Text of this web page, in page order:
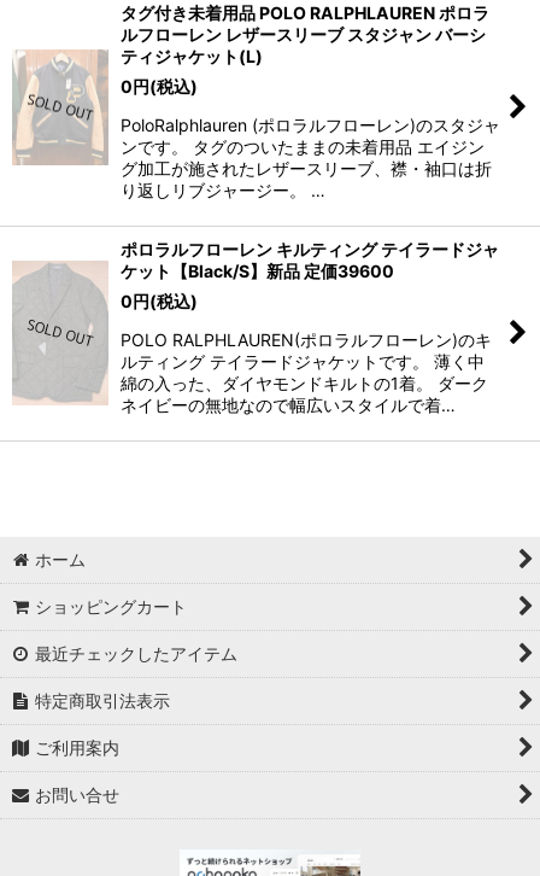
タグ付き未着用品 POLO RALPHLAUREN ポロラ
ルフローレン レザースリーブ スタジャン バーシ
ティジャケット(L)
0円(税込)
PoloRalphlauren (ポロラルフローレン)のスタジャ
ンです。 タグのついたままの未着用品 エイジン
グ加工が施されたレザースリーブ、襟・袖口は折
り返しリブジャージー。 …
ポロラルフローレン キルティング テイラードジャ
ケット【Black/S】新品 定価39600
0円(税込)
POLO RALPHLAUREN(ポロラルフローレン)のキ
ルティング テイラードジャケットです。 薄く中
綿の入った、ダイヤモンドキルトの1着。 ダーク
ネイビーの無地なので幅広いスタイルで着…
ホーム
ショッピングカート
最近チェックしたアイテム
特定商取引法表示
ご利用案内
お問い合せ